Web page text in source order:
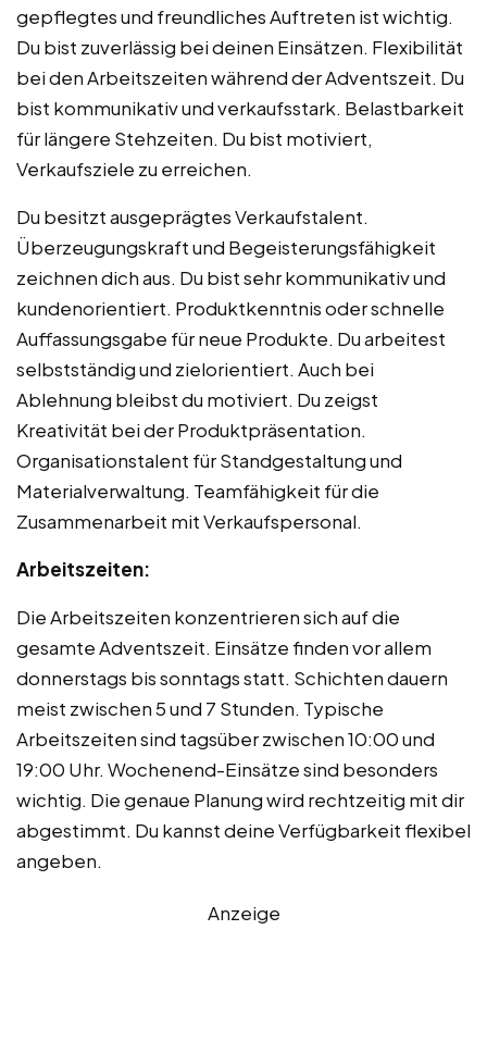
gepflegtes und freundliches Auftreten ist wichtig.
Du bist zuverlässig bei deinen Einsätzen. Flexibilität
bei den Arbeitszeiten während der Adventszeit. Du
bist kommunikativ und verkaufsstark. Belastbarkeit
für längere Stehzeiten. Du bist motiviert,
Verkaufsziele zu erreichen.
Du besitzt ausgeprägtes Verkaufstalent.
Überzeugungskraft und Begeisterungsfähigkeit
zeichnen dich aus. Du bist sehr kommunikativ und
kundenorientiert. Produktkenntnis oder schnelle
Auffassungsgabe für neue Produkte. Du arbeitest
selbstständig und zielorientiert. Auch bei
Ablehnung bleibst du motiviert. Du zeigst
Kreativität bei der Produktpräsentation.
Organisationstalent für Standgestaltung und
Materialverwaltung. Teamfähigkeit für die
Zusammenarbeit mit Verkaufspersonal.
Arbeitszeiten:
Die Arbeitszeiten konzentrieren sich auf die
gesamte Adventszeit. Einsätze finden vor allem
donnerstags bis sonntags statt. Schichten dauern
meist zwischen 5 und 7 Stunden. Typische
Arbeitszeiten sind tagsüber zwischen 10:00 und
19:00 Uhr. Wochenend-Einsätze sind besonders
wichtig. Die genaue Planung wird rechtzeitig mit dir
abgestimmt. Du kannst deine Verfügbarkeit flexibel
angeben.
Anzeige